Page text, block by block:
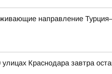
направление
Краснодара завтра